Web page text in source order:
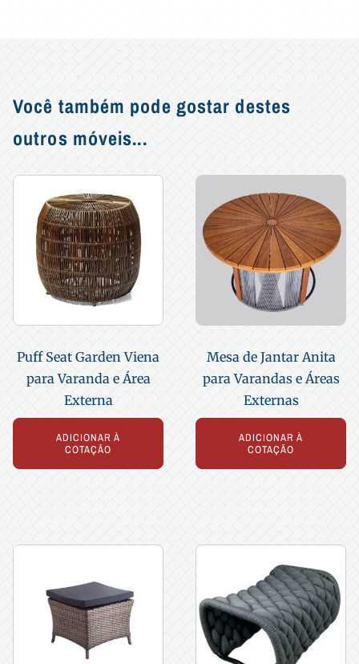
Você também pode gostar destes
outros móveis...
Puff Seat Garden Viena
para Varanda e Área
Externa
ADICIONAR À
COTAÇÃO
Mesa de Jantar Anita
para Varandas e Áreas
Externas
ADICIONAR À
COTAÇÃO